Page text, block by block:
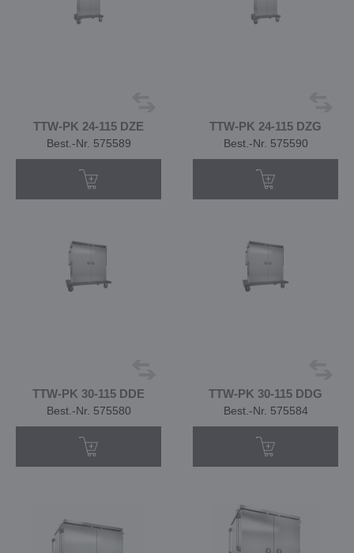
TTW-PK 24-115 DZE
Best.-Nr. 575589
TTW-PK 24-115 DZG
Best.-Nr. 575590
TTW-PK 30-115 DDE
Best.-Nr. 575580
TTW-PK 30-115 DDG
Best.-Nr. 575584